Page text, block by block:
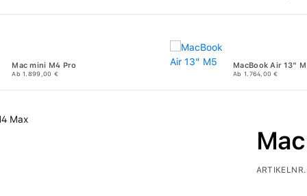
Mac mini M4 Pro
Ab 1.899,00 €
MacBook Air 13"
Ab 1.764,00 €